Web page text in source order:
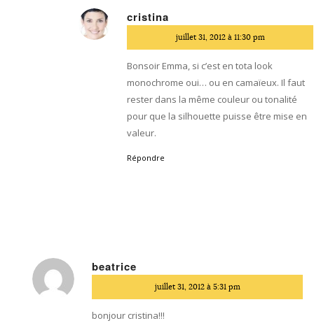
cristina
juillet 31, 2012 à 11:30 pm
Bonsoir Emma, si c’est en tota look
monochrome oui… ou en camaïeux. Il faut
rester dans la même couleur ou tonalité
pour que la silhouette puisse être mise en
valeur.
Répondre
beatrice
:
juillet 31, 2012 à 5:31 pm
bonjour cristina!!!